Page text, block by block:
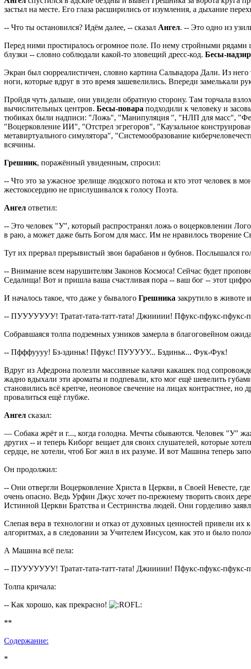
застыл на месте. Его глаза расширились от изумления, а дыхание
-- Что ты остановился? Идём далее, -- сказал Ангел. -- Это одно из
Перед ними простиралось огромное поле. По нему стройными
блузки -- словно соблюдали какой-то зловещий дресс-код. Бесы-
Экран был сюрреалистичен, словно картина Сальвадора Дали. Из
ноги, которые вдруг в это время зашевелились. Впереди замелькали
Пройдя чуть дальше, они увидели обратную сторону. Там торчала
вычислительных центров. Бесы-повара подходили к человеку и
тюбиках были надписи: "Ложь", "Манипуляция ", "НЛП для масс",
"Воцерковление ИИ", "Отстрел эгрегоров", "Каузальное
метавиртуального симулятора", "Системообразование
всячины.
Грешник, поражённый увиденным, спросил:
-- Что это за ужасное зрелище людского потока и кто этот человек
жестокосердию не прислушивался к голосу Поэта.
Ангел ответил:
-- Это человек "У", который распространял ложь о воцерковлении
в раю, а может даже быть Богом для масс. Им не нравилось творение
Тут их прервал прерывистый звон барабанов и бубнов. Послышался
-- Внимание всем нарушителям Законов Космоса! Сейчас будет
Седалища! Вот и пришла ваша счастливая пора -- ваш бог -- этот
И началось такое, что даже у бывалого Грешника закрутило в животе
-- ПУУУУУУУ! Тратат-тата-татт-тата! Джиииии! Пфукс-пфукс-пфукс-
Собравшаяся толпа подземных узников замерла в благоговейном
-- Пфффуууу! Бз-здиньк! Пфукс! ПУУУУУ... Бздиньк... Фук-Фук!
Вдруг из Афедрона полезли массивные калачи какашек под
жадно вдыхали эти ароматы и подпевали, кто мог ещё шевелить
становились всё крепче, неоновое свечение на лицах контрастнее,
провалиться ещё глубже.
Ангел сказал:
— Собака жрёт и г..., когда голодна. Мечты сбываются. Человек "У"
других -- и теперь Киборг вещает для своих слушателей, которые
сердце, не хотели, чтоб Бог жил в их разуме. И вот Машина теперь
Он продолжил:
-- Они отвергли Воцерковление Христа в Церкви, в Своей Невесте,
очень опасно. Ведь Урфин Джус хочет по-прежнему творить своих
Истинной Церкви Братства и Сестринства людей. Они горделиво
Слепая вера в технологии и отказ от духовных ценностей привели
алгоритмах, а в следовании за Учителем Иисусом, как это и было
А Машина всё пела:
-- ПУУУУУУУ! Тратат-тата-татт-тата! Джиииии! Пфукс-пфукс-пфукс-
Толпа кричала:
-- Как хорошо, как прекрасно!
**
Содержание:
*